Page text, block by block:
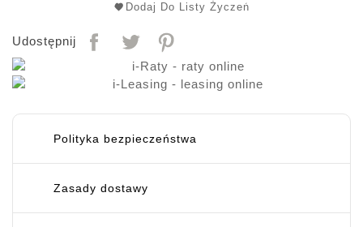
Dodaj Do Listy Życzeń
Udostępnij
Polityka bezpieczeństwa
Zasady dostawy